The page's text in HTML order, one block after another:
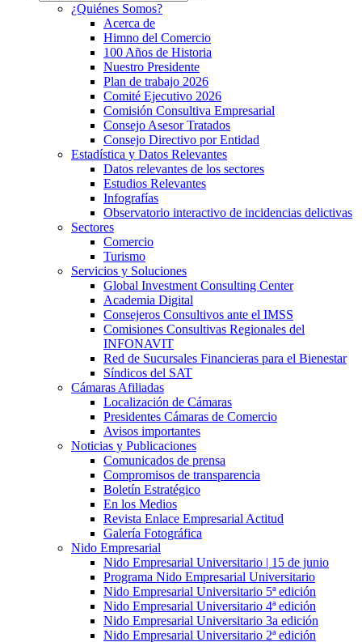
¿Quiénes Somos?
Acerca de
Himno del Comercio
100 Años de Historia
Nuestro Presidente
Plan de trabajo 2026
Comité Ejecutivo 2026
Comisión Consultiva Empresarial
Consejo Asesor Tratados
Consejo Directivo por Entidad
Estadística y Datos Relevantes
Datos relevantes de los sectores
Estudios Relevantes
Infografías
Observatorio interactivo de incidencias delictivas
Sectores
Comercio
Turismo
Servicios y Soluciones
Global Investment Consulting Center
Academia Digital
Consejeros Consultivos ante el IMSS
Comisiones Consultivas Regionales del
INFONAVIT
Red de Sucursales Financieras para el Bienestar
Síndicos del SAT
Cámaras Afiliadas
Localización de Cámaras
Presidentes Cámaras de Comercio
Avisos importantes
Noticias y Publicaciones
Comunicados de prensa
Compromisos de transparencia
Boletín Estratégico
En los Medios
Revista Enlace Empresarial Actitud
Galería Fotográfica
Nido Empresarial
Nido Empresarial Universitario | 15 de junio
Programa Nido Empresarial Universitario
Nido Empresarial Universitario 5ª edición
Nido Empresarial Universitario 4ª edición
Nido Empresarial Universitario 3a edición
Nido Empresarial Universitario 2ª edición